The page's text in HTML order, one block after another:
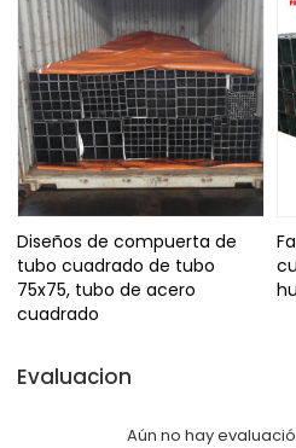
Diseños de compuerta de
tubo cuadrado de tubo
75x75, tubo de acero
cuadrado
Evaluacion
Aún no hay